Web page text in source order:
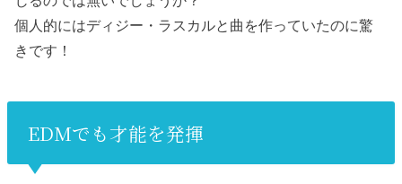
個人的にはディジー・ラスカルと曲を作っていたのに驚
きです！
EDMでも才能を発揮